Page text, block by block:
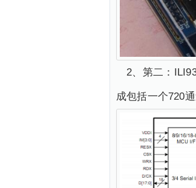
2、第二：
成包括一个720